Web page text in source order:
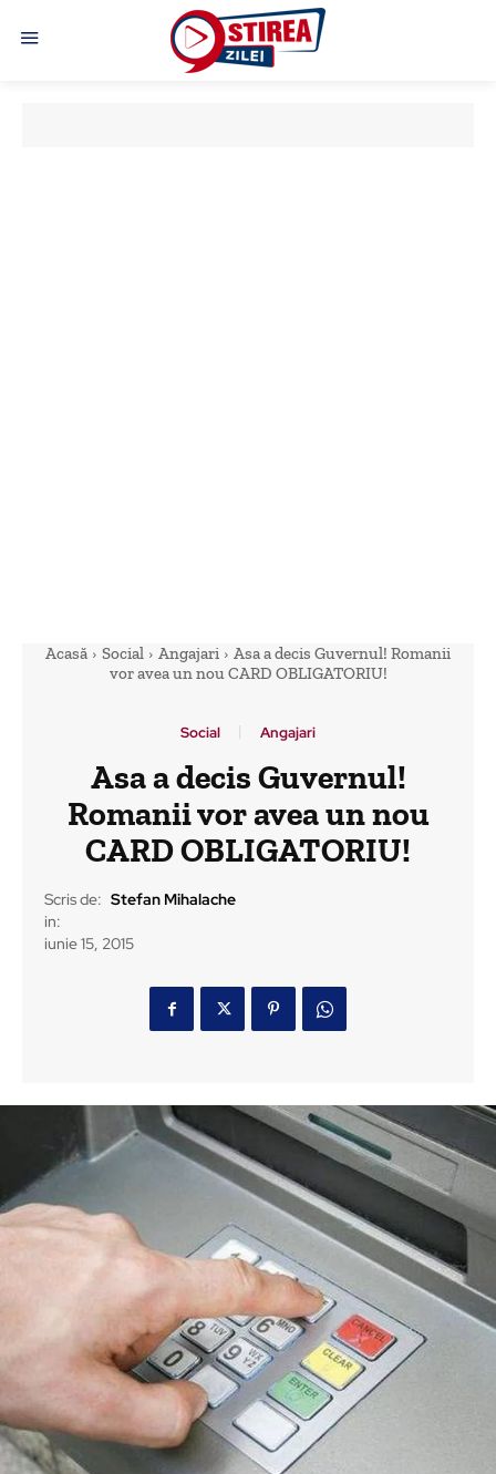
Acasă Social Angajari
Asa a decis Guvernul! Romanii
vor avea un nou CARD OBLIGATORIU!
Social Angajari
Asa a decis Guvernul!
Romanii vor avea un nou
CARD OBLIGATORIU!
Scris de: Stefan Mihalache
in:
iunie 15, 2015